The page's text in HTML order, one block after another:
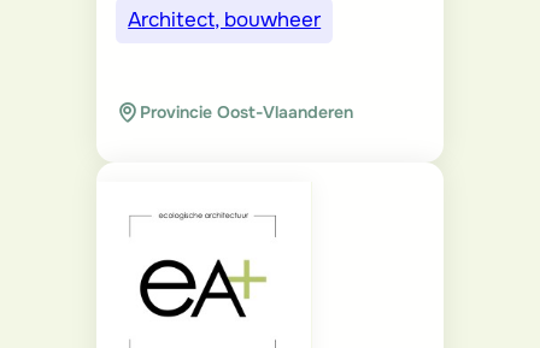
Architect, bouwheer
Provincie Oost-Vlaanderen